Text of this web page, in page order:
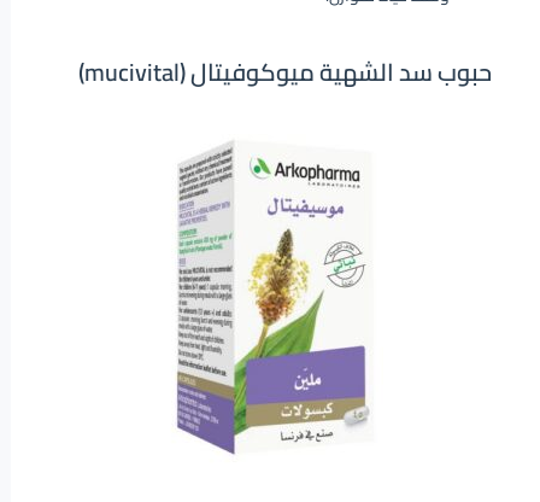
حبوب سد الشهية ميوكوفيتال (mucivital)